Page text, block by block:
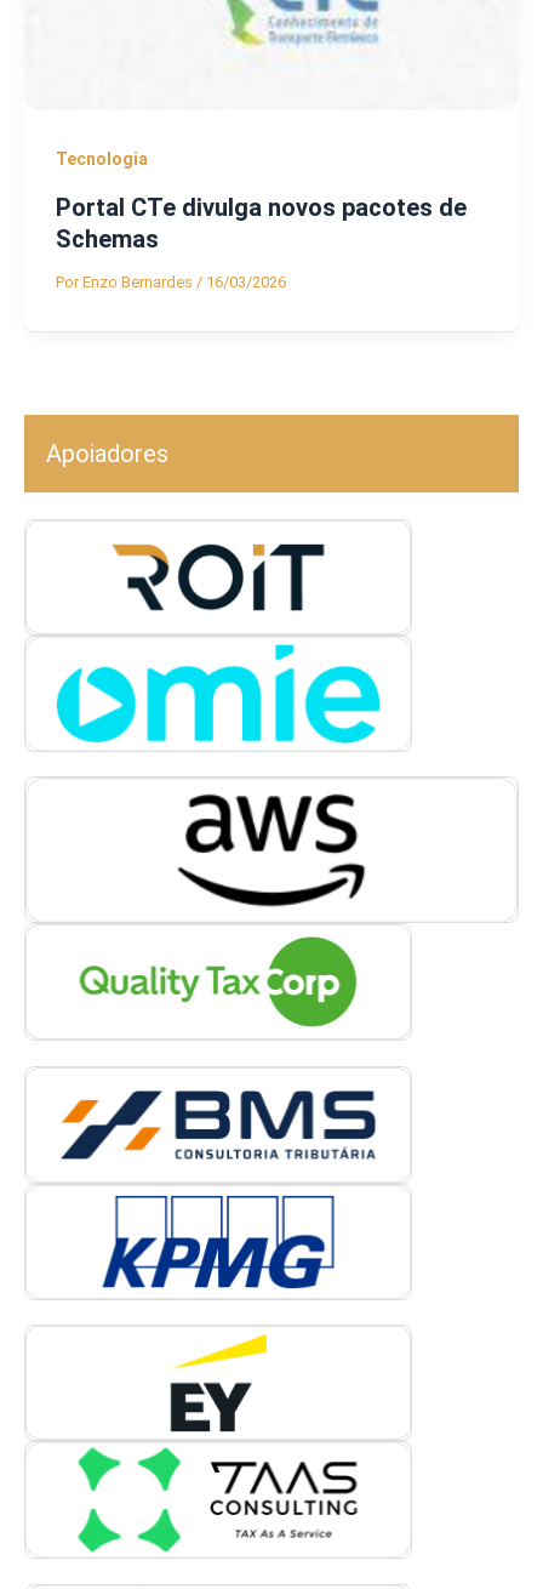
Tecnologia
Portal CTe divulga novos pacotes de
Schemas
PorEnzo Bernardes / 16/03/2026
Apoiadores